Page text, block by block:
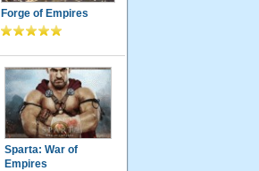
Forge of Empires
Sparta: War of
Empires